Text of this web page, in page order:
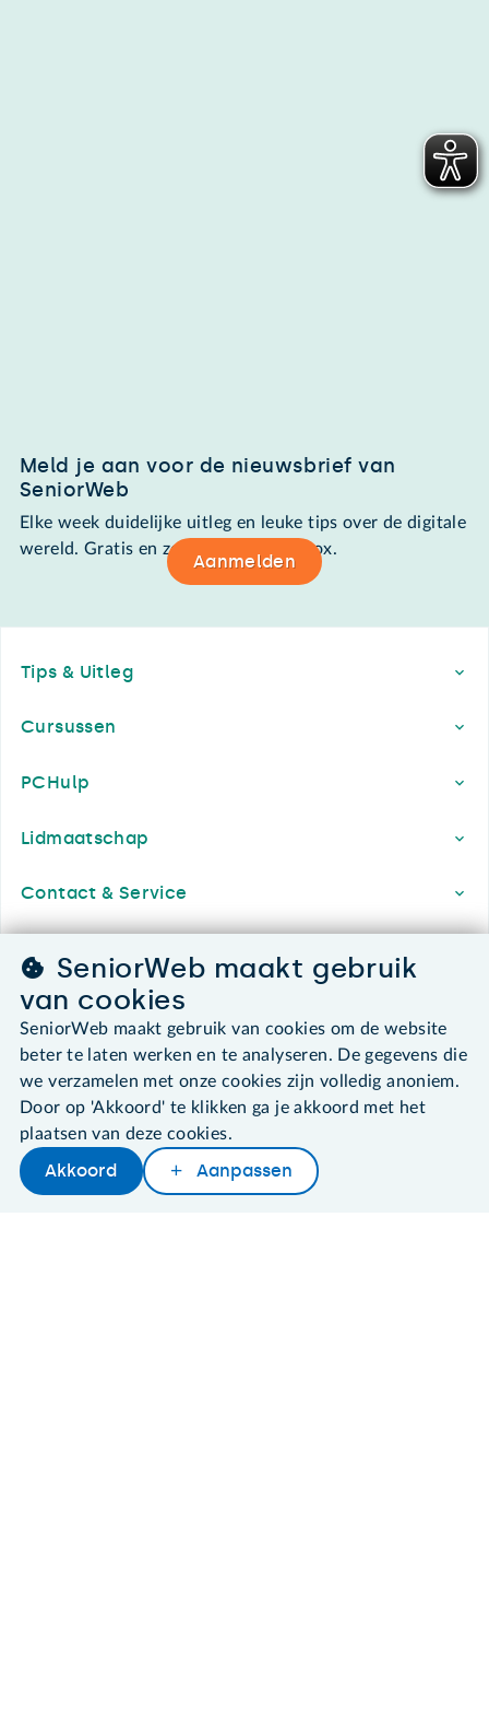
Later lezen Delen Woordenboek
Meld je aan voor de nieuwsbrief van
SeniorWeb
Elke week duidelijke uitleg en leuke tips over de digitale
wereld. Gratis en zomaar in de mailbox.
Aanmelden
Tips & Uitleg
Cursussen
PCHulp
Lidmaatschap
Contact & Service
SeniorWeb.
De computerhulp voor u.
030 - 276 99 65
leden@seniorweb.nl
SeniorWeb maakt gebruik
van cookies
SeniorWeb maakt gebruik van cookies om de website
beter te laten werken en te analyseren. De gegevens die
we verzamelen met onze cookies zijn volledig anoniem.
Door op 'Akkoord' te klikken ga je akkoord met het
plaatsen van deze cookies.
Akkoord Aanpassen